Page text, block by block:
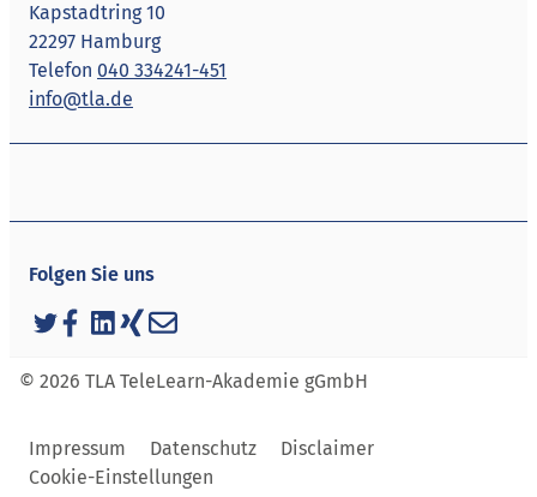
Kapstadtring 10
22297 Hamburg
Telefon 040 334241-451
info@tla.de
Folgen Sie uns
© 2026 TLA TeleLearn-Akademie gGmbH
Impressum Datenschutz
Disclaimer
Cookie-Einstellungen